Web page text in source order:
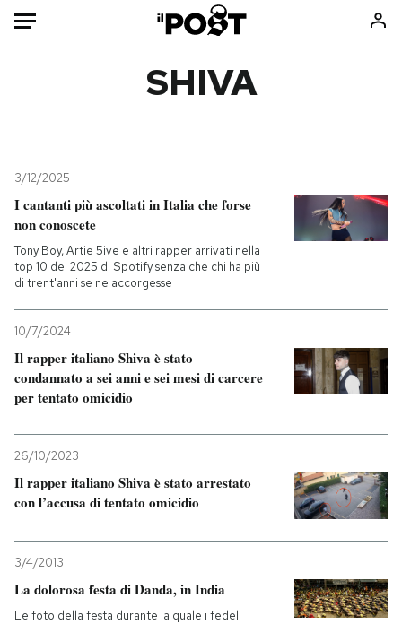
Mondo
Politica
Tecnologia
Internet
Scienza
Economia
Sport
Consumismi
Ok Boomer!
Mondiali calcio 2026
PODCAST
NEWSLETTER
I MIEI PREFERITI
SHOP
SHIVA
3/12/2025
I cantanti più ascoltati in Italia che forse
non conoscete
Tony Boy, Artie 5ive e altri rapper arrivati nella
top 10 del 2025 di Spotify senza che chi ha più
di trent'anni se ne accorgesse
10/7/2024
Il rapper italiano Shiva è stato
condannato a sei anni e sei mesi di carcere
per tentato omicidio
26/10/2023
Il rapper italiano Shiva è stato arrestato
con l’accusa di tentato omicidio
3/4/2013
La dolorosa festa di Danda, in India
Le foto della festa durante la quale i fedeli